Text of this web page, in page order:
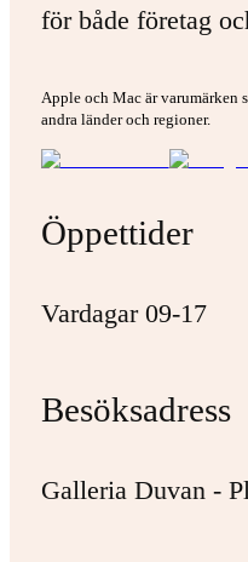
för både företag
Apple och Mac är varumärken
andra länder och regioner.
Öppettider
Vardagar 09-17
Besöksadress
Galleria Duvan -